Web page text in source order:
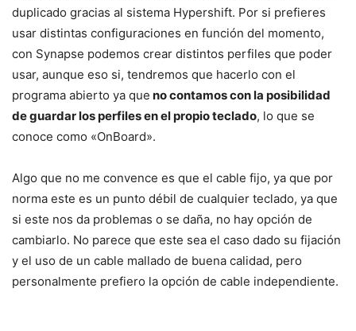
duplicado gracias al sistema Hypershift. Por si prefieres
usar distintas configuraciones en función del momento,
con Synapse podemos crear distintos perfiles que poder
usar, aunque eso si, tendremos que hacerlo con el
programa abierto ya que no contamos con la posibilidad
de guardar los perfiles en el propio teclado, lo que se
conoce como «OnBoard».
Algo que no me convence es que el cable fijo, ya que por
norma este es un punto débil de cualquier teclado, ya que
si este nos da problemas o se daña, no hay opción de
cambiarlo. No parece que este sea el caso dado su fijación
y el uso de un cable mallado de buena calidad, pero
personalmente prefiero la opción de cable independiente.